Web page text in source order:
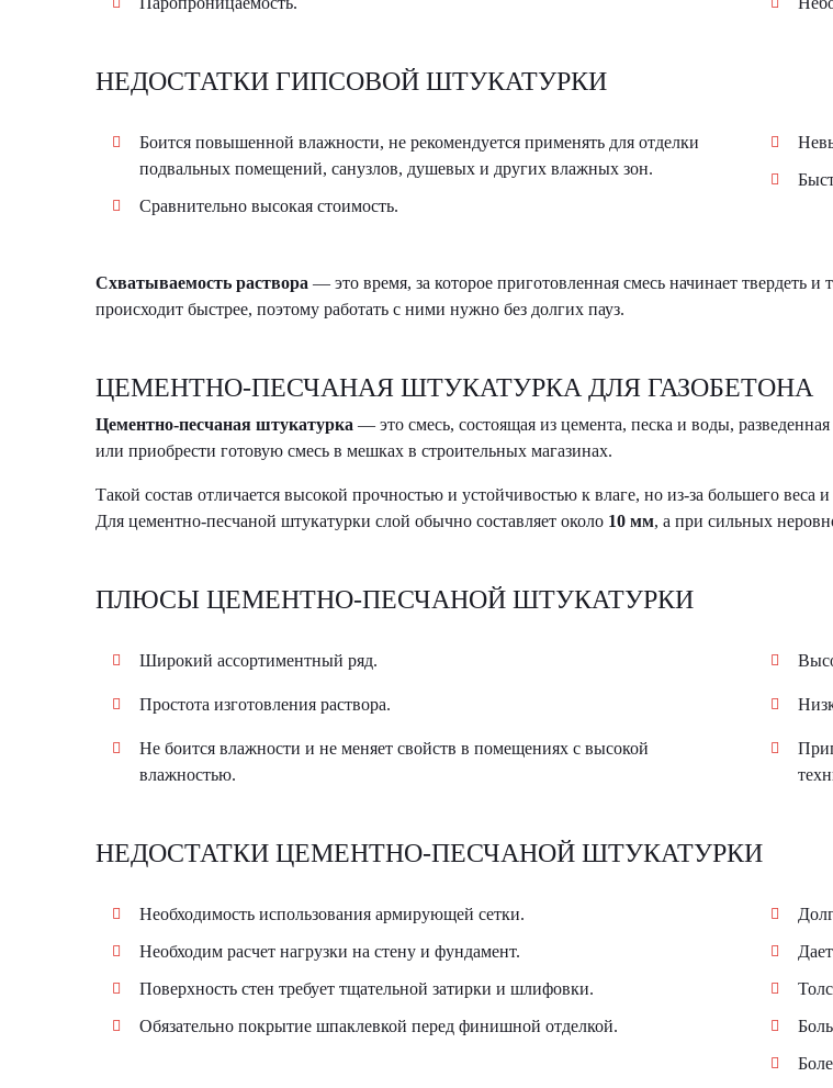
НЕДОСТАТКИ ГИПСОВОЙ ШТУКАТУРКИ
Боится повышенной влажности, не рекомендуется применять для отделки
подвальных помещений, санузлов, душевых и других влажных зон.
Сравнительно высокая стоимость.
Схватываемость раствора — это время, за которое приготовленная смесь начинает твердеть
происходит быстрее, поэтому работать с ними нужно без долгих пауз.
ЦЕМЕНТНО-ПЕСЧАНАЯ ШТУКАТУРКА ДЛЯ ГАЗОБЕТОНА
Цементно-песчаная штукатурка — это смесь, состоящая из цемента, песка и воды,
или приобрести готовую смесь в мешках в строительных магазинах.
Такой состав отличается высокой прочностью и устойчивостью к влаге, но из-за большего веса
Для цементно-песчаной штукатурки слой обычно составляет около 10 мм, а при сильных
ПЛЮСЫ ЦЕМЕНТНО-ПЕСЧАНОЙ ШТУКАТУРКИ
Широкий ассортиментный ряд.
Простота изготовления раствора.
Не боится влажности и не меняет свойств в помещениях с высокой
влажностью.
НЕДОСТАТКИ ЦЕМЕНТНО-ПЕСЧАНОЙ ШТУКАТУРКИ
Необходимость использования армирующей сетки.
Необходим расчет нагрузки на стену и фундамент.
Поверхность стен требует тщательной затирки и шлифовки.
Обязательно покрытие шпаклевкой перед финишной отделкой.